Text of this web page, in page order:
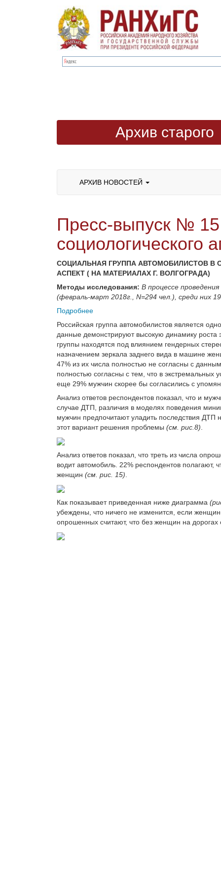
Архив старого
АРХИВ НОВОСТЕЙ
Пресс-выпуск № 15
социологического
СОЦИАЛЬНАЯ ГРУППА АВТОМОБИЛИСТОВ В
АСПЕКТ ( НА МАТЕРИАЛАХ Г. ВОЛГОГРАДА)
Методы исследования: В процессе
(февраль-март 2018г., N=294 чел.), среди них
Подробнее
Российская группа автомобилистов является
данные демонстрируют высокую динамику роста
группы находятся под влиянием гендерных
назначением зеркала заднего вида в машине
47% из их числа полностью не согласны с
полностью согласны с тем, что в
еще 29% мужчин скорее бы согласились с
Анализ ответов респондентов показал, что и
случае ДТП, различия в моделях поведения
мужчин предпочитают уладить последствия ДТП
этот вариант решения проблемы (см. рис.8)
Анализ ответов показал, что треть из числа
водит автомобиль. 22% респондентов полагают,
женщин (см. рис. 15)
Как показывает приведенная ниже диаграмма
убеждены, что ничего не изменится, если
опрошенных считают, что без женщин на дорогах